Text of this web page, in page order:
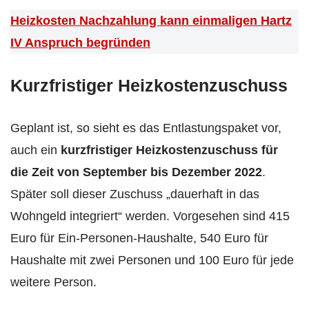
Heizkosten Nachzahlung kann einmaligen Hartz
IV Anspruch begründen
Kurzfristiger Heizkostenzuschuss
Geplant ist, so sieht es das Entlastungspaket vor,
auch ein kurzfristiger Heizkostenzuschuss für
die Zeit von September bis Dezember 2022.
Später soll dieser Zuschuss „dauerhaft in das
Wohngeld integriert“ werden. Vorgesehen sind 415
Euro für Ein-Personen-Haushalte, 540 Euro für
Haushalte mit zwei Personen und 100 Euro für jede
weitere Person.